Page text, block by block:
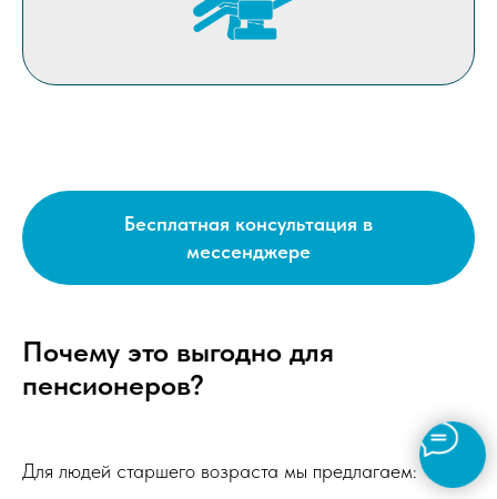
Бесплатная консультация в
мессенджере
Почему это выгодно для
пенсионеров?
Для людей старшего возраста мы предлагаем: